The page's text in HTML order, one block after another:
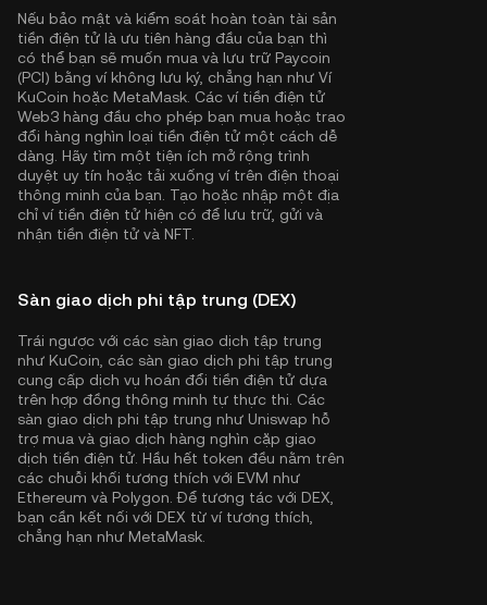
Nếu bảo mật và kiểm soát hoàn toàn tài sản
tiền điện tử là ưu tiên hàng đầu của bạn thì
có thể bạn sẽ muốn mua và lưu trữ Paycoin
(PCI) bằng ví không lưu ký, chẳng hạn như Ví
KuCoin hoặc MetaMask. Các ví tiền điện tử
Web3 hàng đầu cho phép bạn mua hoặc trao
đổi hàng nghìn loại tiền điện tử một cách dễ
dàng. Hãy tìm một tiện ích mở rộng trình
duyệt uy tín hoặc tải xuống ví trên điện thoại
thông minh của bạn. Tạo hoặc nhập một địa
chỉ ví tiền điện tử hiện có để lưu trữ, gửi và
nhận tiền điện tử và NFT.
Sàn giao dịch phi tập trung (DEX)
Trái ngược với các sàn giao dịch tập trung
như KuCoin, các sàn giao dịch phi tập trung
cung cấp dịch vụ hoán đổi tiền điện tử dựa
trên hợp đồng thông minh tự thực thi. Các
sàn giao dịch phi tập trung như Uniswap hỗ
trợ mua và giao dịch hàng nghìn cặp giao
dịch tiền điện tử. Hầu hết token đều nằm trên
các chuỗi khối tương thích với EVM như
Ethereum và Polygon . Để tương tác với DEX,
bạn cần kết nối với DEX từ ví tương thích,
chẳng hạn như MetaMask.